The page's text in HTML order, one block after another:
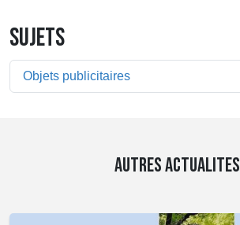
SUJETS
Objets publicitaires
AUTRES ACTUALITES